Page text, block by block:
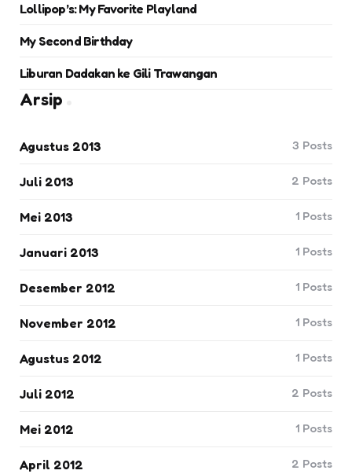
Lollipop’s: My Favorite Playland
My Second Birthday
Liburan Dadakan ke Gili Trawangan
Arsip
Agustus 2013 3 Posts
Juli 2013 2 Posts
Mei 2013 1 Posts
Januari 2013 1 Posts
Desember 2012 1 Posts
November 2012 1 Posts
Agustus 2012 1 Posts
Juli 2012 2 Posts
Mei 2012 1 Posts
April 2012 2 Posts